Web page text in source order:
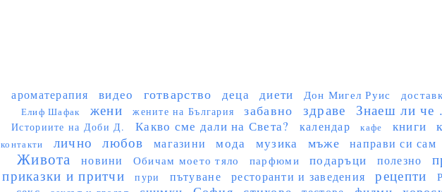
ароматерапия видео готварство деца диети Дон Мигел Руис
Елиф Шафак жени жените на България забавно здраве Знаеш ли че
Историите на Доби Д. Какво сме дали на Света? календар кафе книги
контакти лично любов магазини мода музика мъже направи си сам
Живота
новини Обичам моето тяло парфюми подаръци полезно
приказки и притчи
пури пътуване ресторанти и заведения рецепти